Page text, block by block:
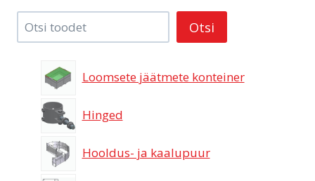
Tooteotsing Otsi
Loomsete jäätmete konteiner
Hinged
Hooldus- ja kaalupuur